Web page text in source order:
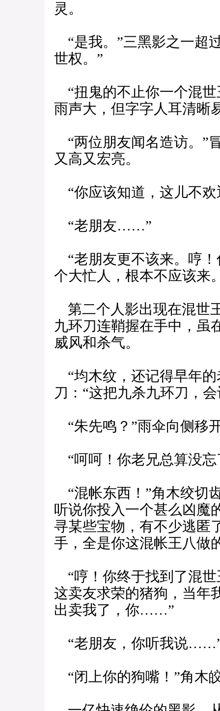
灵。
“是我。”三黑影之一超
世权。”
“扭鬼的不止你一个混世
雨声大，但字字人耳清晰
“两位朋友闻名造访。”
又高又宏亮。
“你应该知道，这儿不欢
“老朋友……”
“老朋友更不该来。哼
个大忙人，根本不应该来
第二个人影出现在混世
九环刀连鞘握在手中，虽
威风和杀气。
“均木纹，还记得早年的
刀：“这把九杀九环刀，
“朱先鸣？”雨伞向侧移
“呵呵！你老兄总算没忘
“混帐东西！”角木绞切
听说你投入一个甚么凶魔
寻某些宝物，有不少逃匿
手，全是你这混帐王八做
“哼！你终于找到了混
这卖友求荣的猪狗，当年
出卖我了，你……”
“老朋友，你听我说
“闭上你的狗嘴！”角木